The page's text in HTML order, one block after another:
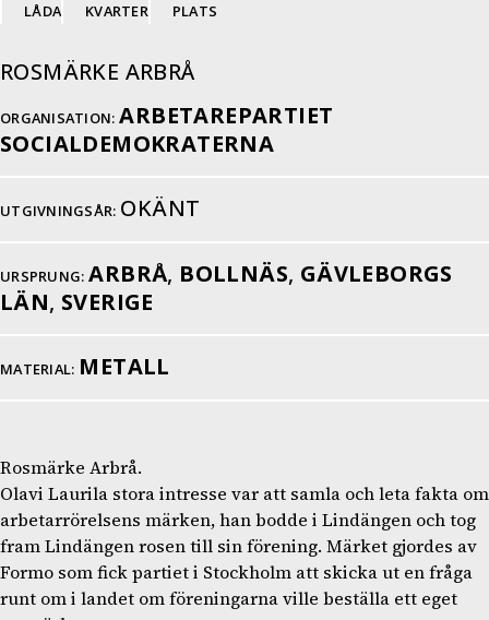
LÅDA KVARTER PLATS
ROSMÄRKE ARBRÅ
ORGANISATION: ARBETAREPARTIET
SOCIALDEMOKRATERNA
UTGIVNINGSÅR: OKÄNT
URSPRUNG: ARBRÅ, BOLLNÄS, GÄVLEBORGS
LÄN, SVERIGE
MATERIAL: METALL
Rosmärke Arbrå.
Olavi Laurila stora intresse var att samla och leta fakta om
arbetarrörelsens märken, han bodde i Lindängen och tog
fram Lindängen rosen till sin förening. Märket gjordes av
Formo som fick partiet i Stockholm att skicka ut en fråga
runt om i landet om föreningarna ville beställa ett eget